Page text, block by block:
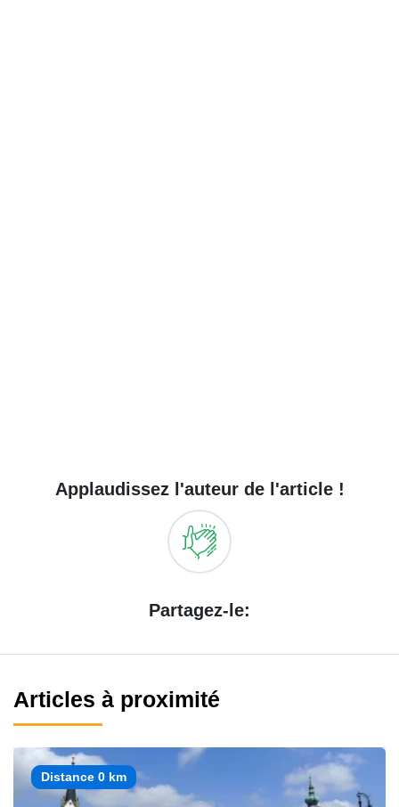
Applaudissez l'auteur de l'article !
Partagez-le:
Articles à proximité
Distance 0 km